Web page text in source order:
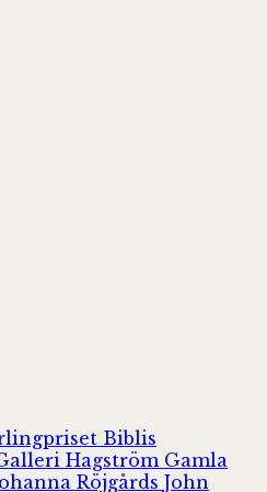
Biblis
Hagström Gamla
Röjgårds John